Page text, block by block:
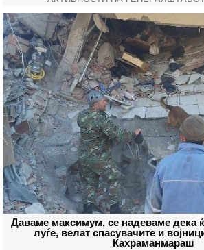
Даваме максимум, се надеваме дека
луѓе, велат спасувачите и
Кахраманмараш